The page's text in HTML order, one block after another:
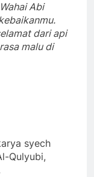
Wahai Abi
dari api
malu di
syech
Qulyubi,